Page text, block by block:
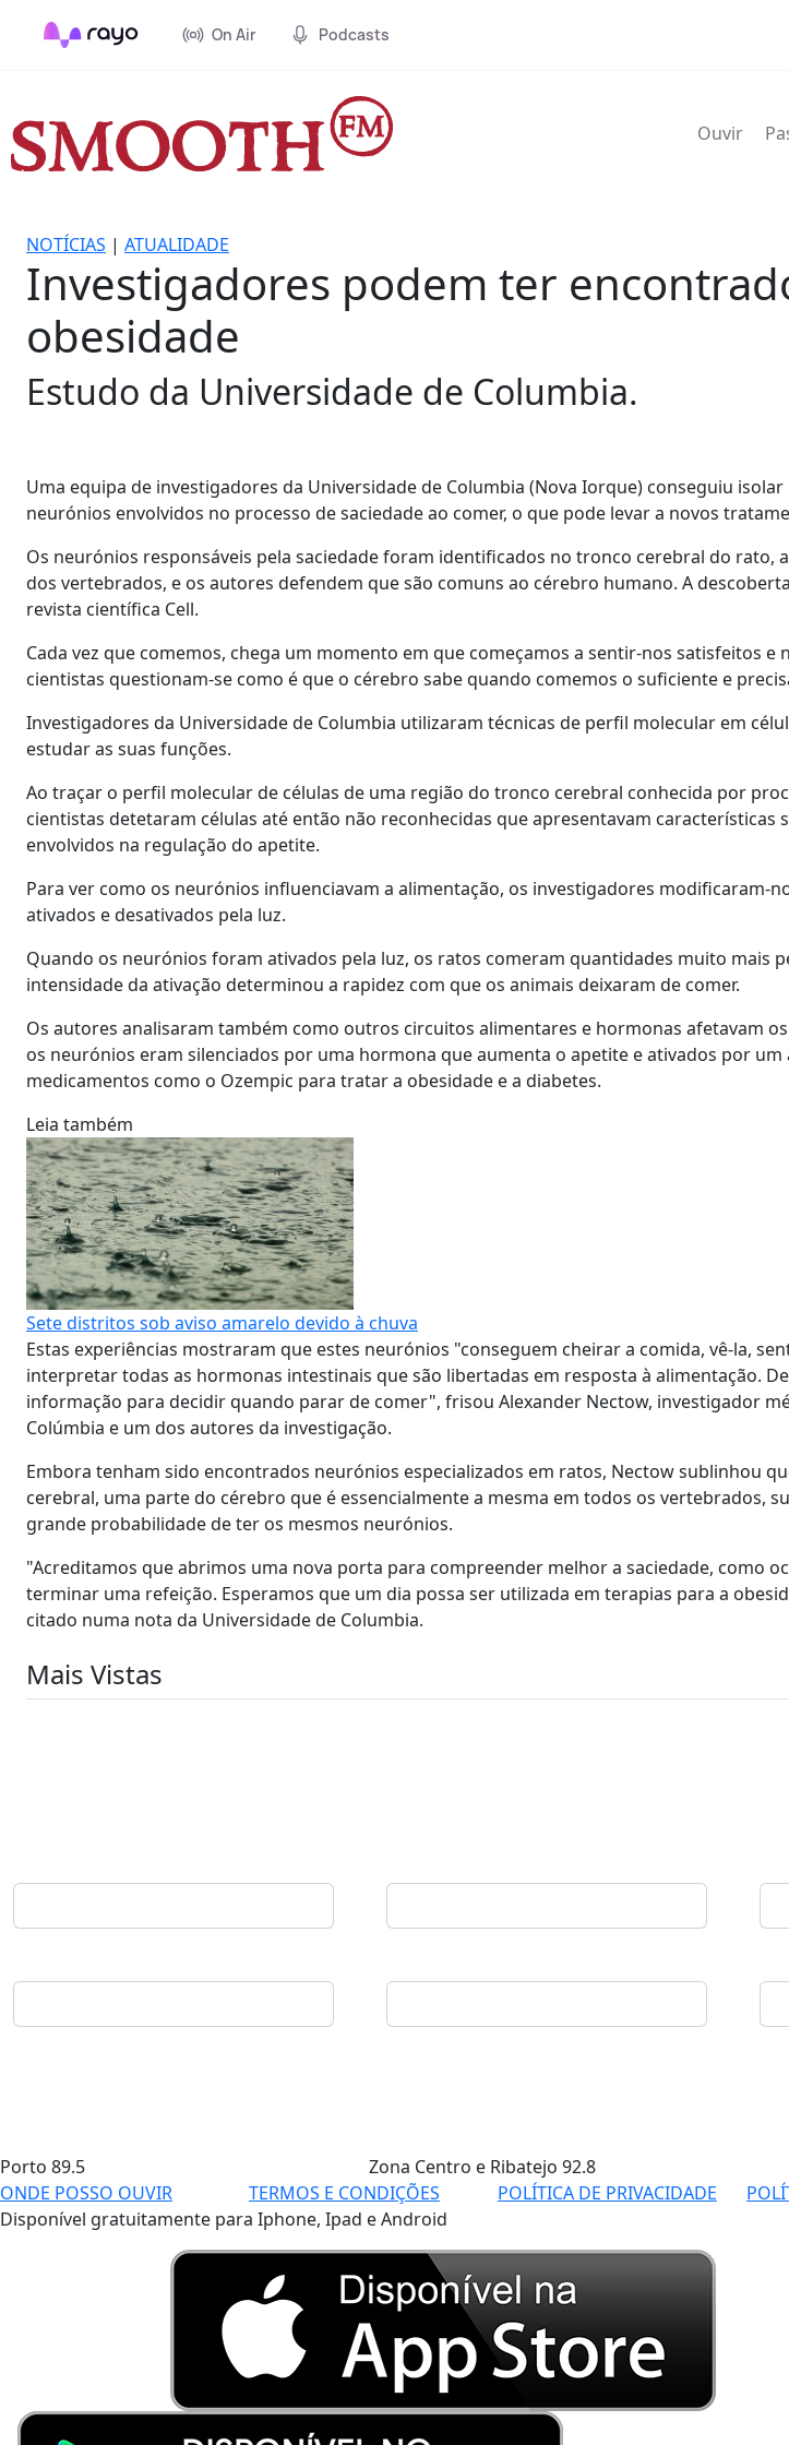
On Air Podcasts
Ouvir
NOTÍCIAS | ATUALIDADE
Investigadores podem ter
obesidade
Estudo da Universidade de Columbia.
Uma equipa de investigadores da Universidade de Columbia (Nova Iorque) conseguiu
neurónios envolvidos no processo de saciedade ao comer, o que pode levar a novos
Os neurónios responsáveis pela saciedade foram identificados no tronco cerebral do rato,
dos vertebrados, e os autores defendem que são comuns ao cérebro humano. A
revista científica Cell.
Cada vez que comemos, chega um momento em que começamos a sentir-nos satisfeitos e
cientistas questionam-se como é que o cérebro sabe quando comemos o suficiente e
Investigadores da Universidade de Columbia utilizaram técnicas de perfil molecular em
estudar as suas funções.
Ao traçar o perfil molecular de células de uma região do tronco cerebral conhecida por
cientistas detetaram células até então não reconhecidas que apresentavam características
envolvidos na regulação do apetite.
Para ver como os neurónios influenciavam a alimentação, os investigadores modificaram-
ativados e desativados pela luz.
Quando os neurónios foram ativados pela luz, os ratos comeram quantidades muito mais
intensidade da ativação determinou a rapidez com que os animais deixaram de comer.
Os autores analisaram também como outros circuitos alimentares e hormonas afetavam
os neurónios eram silenciados por uma hormona que aumenta o apetite e ativados por um
medicamentos como o Ozempic para tratar a obesidade e a diabetes.
Leia também
Sete distritos sob aviso amarelo devido à chuva
Estas experiências mostraram que estes neurónios "conseguem cheirar a comida, vê-la,
interpretar todas as hormonas intestinais que são libertadas em resposta à alimentação.
informação para decidir quando parar de comer", frisou Alexander Nectow, investigador
Colúmbia e um dos autores da investigação.
Embora tenham sido encontrados neurónios especializados em ratos, Nectow sublinhou
cerebral, uma parte do cérebro que é essencialmente a mesma em todos os vertebrados,
grande probabilidade de ter os mesmos neurónios.
"Acreditamos que abrimos uma nova porta para compreender melhor a saciedade, como
terminar uma refeição. Esperamos que um dia possa ser utilizada em terapias para a
citado numa nota da Universidade de Columbia.
Mais Vistas
Porto 89.5 Zona Centro e Ribatejo 92.8
ONDE POSSO OUVIR
TERMOS E CONDIÇÕES POLÍTICA DE PRIVACIDADE
Disponível gratuitamente para Iphone, Ipad e Android